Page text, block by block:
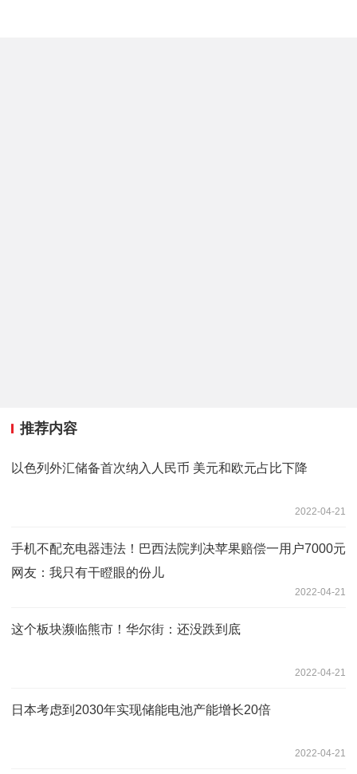
推荐内容
以色列外汇储备首次纳入人民币 美元和欧元占比下降
2022-04-21
手机不配充电器违法！巴西法院判决苹果赔偿一用户7000元
网友：我只有干瞪眼的份儿
2022-04-21
这个板块濒临熊市！华尔街：还没跌到底
2022-04-21
日本考虑到2030年实现储能电池产能增长20倍
2022-04-21